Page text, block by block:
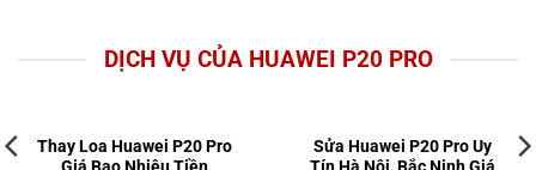
DỊCH VỤ CỦA HUAWEI P20 PRO
Thay Loa Huawei P20 Pro
Giá Bao Nhiêu Tiền
Sửa Huawei P20 Pro Uy
Tín Hà Nội, Bắc Ninh Giá